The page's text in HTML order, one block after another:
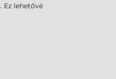
Ez lehetővé